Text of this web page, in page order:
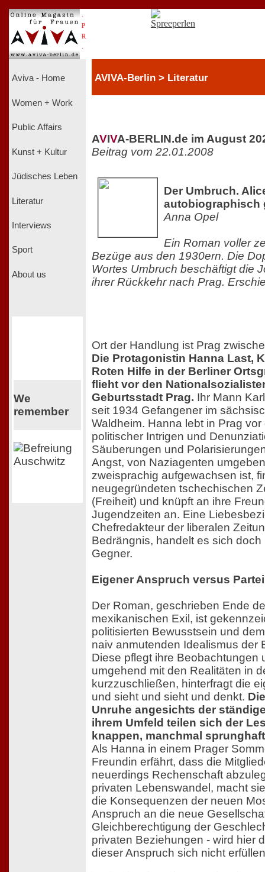
P
R
Aviva - Home
Women + Work
Public Affairs
Kunst + Kultur
Jüdisches Leben
Literatur
Interviews
Sport
About us
We
remember
AVIVA-Berlin > Literatur
AVIVA-BERLIN.de im August
Beitrag vom 22.01.2008
Der Umbruch.
autobiographisch
Anna Opel
Ein Roman voller
Bezüge aus den 1930ern. Die
Wortes Umbruch beschäftigt die
ihrer Rückkehr nach Prag.
Ort der Handlung ist Prag
Die Protagonistin Hanna Last,
Roten Hilfe in der Berliner
flieht vor den
Geburtsstadt Prag. Ihr Mann
seit 1934 Gefangener im
Waldheim. Hanna lebt in Prag
politischer Intrigen und
Säuberungen und
Angst, von Naziagenten
zweisprachig aufgewachsen ist,
neugegründeten tschechischen
(Freiheit) und knüpft an ihre
Jugendzeiten an. Eine
Chefredakteur der liberalen
Bedrängnis, handelt es sich
Gegner.
Eigener Anspruch versus
Der Roman, geschrieben Ende
mexikanischen Exil, ist
politisierten Bewusstsein und
naiv anmutenden Idealismus der
Diese pflegt ihre Beobachtungen
umgehend mit den Realitäten in
kurzzuschließen, hinterfragt die
und sieht und sieht und denkt.
Unruhe angesichts der
ihrem Umfeld teilen sich der
knappen, manchmal
Als Hanna in einem Prager
Freundin erfährt, dass die
neuerdings Rechenschaft
privaten Lebenswandel, macht
die Konsequenzen der neuen
Anspruch an die neue
Gleichberechtigung der
privaten Beziehungen - wird hier
dieser Anspruch sich nicht